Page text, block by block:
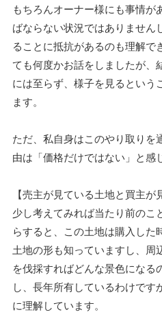
もちろんオーナー様にも事情
ばならない状況ではありません
ることに抵抗があるのも理解で
ても何度かお話をしましたが、
には至らず、様子を見るという
ます。
ただ、私自身はこのやり取りを
由は「価格だけではない」と感
【売主が見ている土地と買主が
少し考えてみれば当たり前のこ
らすると、この土地は購入した
土地の形も知っていますし、周
を伐採すればどんな景色になる
し、長年所有しているわけです
に理解しています。